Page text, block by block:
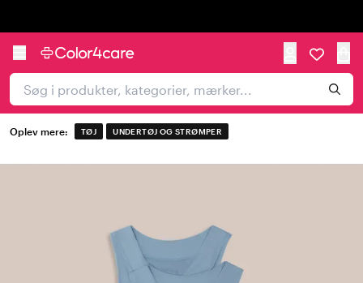
Oplev mere: TØJ UNDERTØJ OG STRØMPER